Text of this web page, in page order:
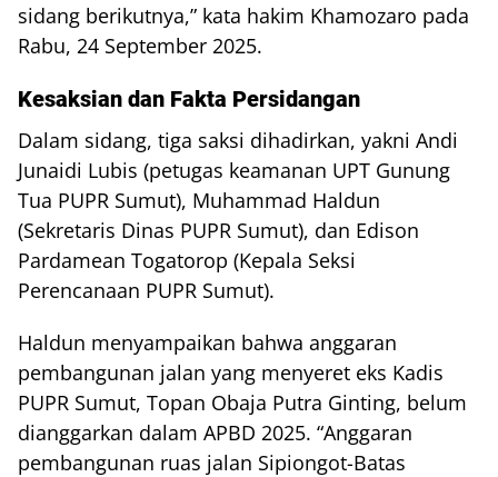
sidang berikutnya,” kata hakim Khamozaro pada
Rabu, 24 September 2025.
Kesaksian dan Fakta Persidangan
Dalam sidang, tiga saksi dihadirkan, yakni Andi
Junaidi Lubis (petugas keamanan UPT Gunung
Tua PUPR Sumut), Muhammad Haldun
(Sekretaris Dinas PUPR Sumut), dan Edison
Pardamean Togatorop (Kepala Seksi
Perencanaan PUPR Sumut).
Haldun menyampaikan bahwa anggaran
pembangunan jalan yang menyeret eks Kadis
PUPR Sumut, Topan Obaja Putra Ginting, belum
dianggarkan dalam APBD 2025. “Anggaran
pembangunan ruas jalan Sipiongot-Batas